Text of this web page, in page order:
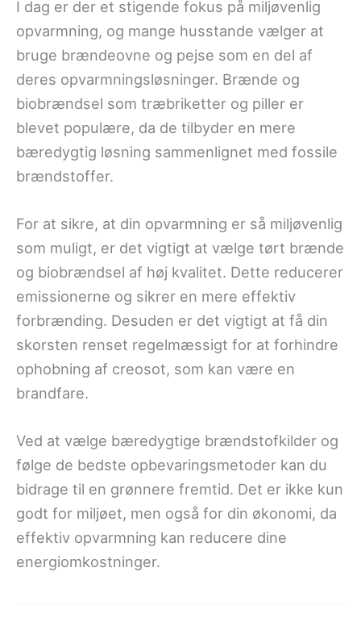
I dag er der et stigende fokus på miljøvenlig
opvarmning, og mange husstande vælger at
bruge brændeovne og pejse som en del af
deres opvarmningsløsninger. Brænde og
biobrændsel som træbriketter og piller er
blevet populære, da de tilbyder en mere
bæredygtig løsning sammenlignet med fossile
brændstoffer.
For at sikre, at din opvarmning er så miljøvenlig
som muligt, er det vigtigt at vælge tørt brænde
og biobrændsel af høj kvalitet. Dette reducerer
emissionerne og sikrer en mere effektiv
forbrænding. Desuden er det vigtigt at få din
skorsten renset regelmæssigt for at forhindre
ophobning af creosot, som kan være en
brandfare.
Ved at vælge bæredygtige brændstofkilder og
følge de bedste opbevaringsmetoder kan du
bidrage til en grønnere fremtid. Det er ikke kun
godt for miljøet, men også for din økonomi, da
effektiv opvarmning kan reducere dine
energiomkostninger.